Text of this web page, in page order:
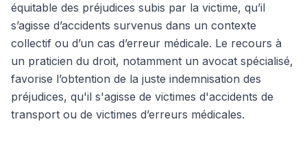
équitable des préjudices subis par la victime, qu’il
s’agisse d’accidents survenus dans un contexte
collectif ou d’un cas d’erreur médicale. Le recours à
un praticien du droit, notamment un avocat spécialisé,
favorise l’obtention de la juste indemnisation des
préjudices, qu'il s'agisse de victimes d'accidents de
transport ou de victimes d’erreurs médicales.